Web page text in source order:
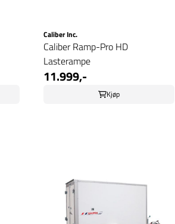
Caliber Inc.
Caliber Ramp-Pro HD
Lasterampe
11.999,-
Kjøp